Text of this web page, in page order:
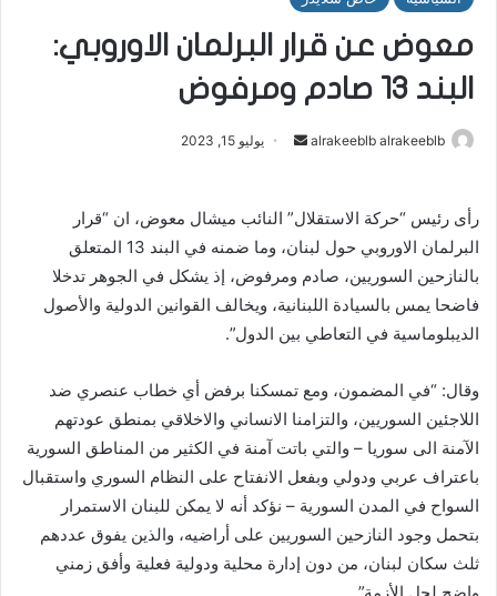
معوض عن قرار البرلمان الاوروبي:
البند 13 صادم ومرفوض
alrakeeblb alrakeeblb
ل
ب
ر
ي
ر
ن
ي
يوليو 15, 2023
رأى رئيس “حركة الاستقلال” النائب ميشال معوض، ان “قرار
البرلمان الاوروبي حول لبنان، وما ضمنه في البند 13 المتعلق
بالنازحين السوريين، صادم ومرفوض، إذ يشكل في الجوهر تدخلا
فاضحا يمس بالسيادة اللبنانية، ويخالف القوانين الدولية والأصول
الديبلوماسية في التعاطي بين الدول”.
وقال: “في المضمون، ومع تمسكنا برفض أي خطاب عنصري ضد
اللاجئين السوريين، والتزامنا الانساني والاخلاقي بمنطق عودتهم
الآمنة الى سوريا – والتي باتت آمنة في الكثير من المناطق السورية
باعتراف عربي ودولي وبفعل الانفتاح على النظام السوري واستقبال
السواح في المدن السورية – نؤكد أنه لا يمكن للبنان الاستمرار
بتحمل وجود النازحين السوريين على أراضيه، والذين يفوق عددهم
ثلث سكان لبنان، من دون إدارة محلية ودولية فعلية وأفق زمني